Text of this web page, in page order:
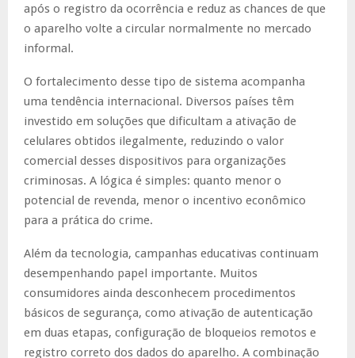
após o registro da ocorrência e reduz as chances de que
o aparelho volte a circular normalmente no mercado
informal.
O fortalecimento desse tipo de sistema acompanha
uma tendência internacional. Diversos países têm
investido em soluções que dificultam a ativação de
celulares obtidos ilegalmente, reduzindo o valor
comercial desses dispositivos para organizações
criminosas. A lógica é simples: quanto menor o
potencial de revenda, menor o incentivo econômico
para a prática do crime.
Além da tecnologia, campanhas educativas continuam
desempenhando papel importante. Muitos
consumidores ainda desconhecem procedimentos
básicos de segurança, como ativação de autenticação
em duas etapas, configuração de bloqueios remotos e
registro correto dos dados do aparelho. A combinação